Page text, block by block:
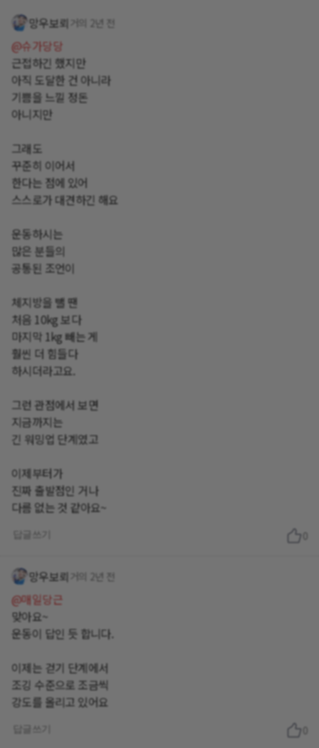
망우보뢰 거의 2년 전
@슈가당당
근접하긴 했지만
아직 도달한 건 아니라
기쁨을 느낄 정돈
아니지만
그래도
꾸준히 이어서
한다는 점에 있어
스스로가 대견하긴 해요
운동하시는
많은 분들의
공통된 조언이
체지방을 뺄 땐
처음 10kg 보다
마지막 1kg 빼는 게
훨씬 더 힘들다
하시더라고요.
그런 관점에서 보면
지금까지는
긴 워밍업 단계였고
이제부터가
진짜 출발점인 거나
다름 없는 것 같아요~
망우보뢰 거의 2년 전
@매일당근
맞아요~
운동이 답인 듯 합니다.
이제는 걷기 단계에서
조깅 수준으로 조금씩
강도를 올리고 있어요